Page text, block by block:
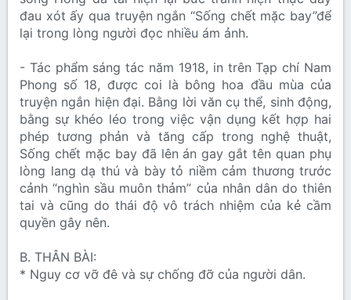
đau xót ấy qua truyện ngắn “Sống chết mặc bay”để
lại trong lòng người đọc nhiều ám ảnh.
- Tác phẩm sáng tác năm 1918, in trên Tạp chí Nam
Phong số 18, được coi là bông hoa đầu mùa của
truyện ngắn hiện đại. Bằng lời văn cụ thể, sinh động,
bằng sự khéo léo trong việc vận dụng kết hợp hai
phép tương phản và tăng cấp trong nghệ thuật,
Sống chết mặc bay đã lên án gay gắt tên quan phụ
lòng lang dạ thú và bày tỏ niềm cảm thương trước
cảnh “nghìn sầu muôn thảm” của nhân dân do thiên
tai và cũng do thái độ vô trách nhiệm của kẻ cầm
quyền gây nên.
B. THÂN BÀI:
* Nguy cơ vỡ đê và sự chống đỡ của người dân.